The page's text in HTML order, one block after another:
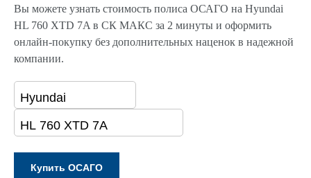
Вы можете узнать стоимость полиса ОСАГО на Hyundai
HL 760 XTD 7A в СК МАКС за 2 минуты и оформить
онлайн-покупку без дополнительных наценок в надежной
компании.